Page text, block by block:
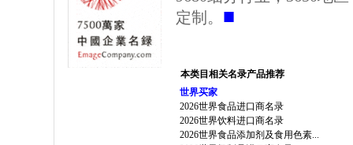
定制。 ■
本类目相关名录产品推荐
世界买家
2026世界食品进口商名录
2026世界饮料进口商名录
2026世界食品添加剂及食用色素...